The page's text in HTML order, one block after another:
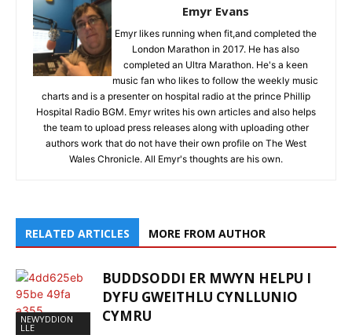
Emyr Evans
Emyr likes running when fit,and completed the
London Marathon in 2017. He has also
completed an Ultra Marathon. He's a keen
music fan who likes to follow the weekly music
charts and is a presenter on hospital radio at the prince Phillip
Hospital Radio BGM. Emyr writes his own articles and also helps
the team to upload press releases along with uploading other
authors work that do not have their own profile on The West
Wales Chronicle. All Emyr's thoughts are his own.
RELATED ARTICLES MORE FROM AUTHOR
NEWYDDION
LLE
BUDDSODDI ER MWYN HELPU I
DYFU GWEITHLU CYNLLUNIO
CYMRU